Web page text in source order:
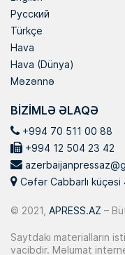
Русский
Türkçe
Hava
Hava (Dünya)
Məzənnə
BIZIMLƏ ƏLAQƏ
+994 70 511 00 88
+994 12 504 23 42
Cəfər Cabbarlı küçəsi
© 2021, APRESS.AZ –
Saytdakı materialların
vacibdir. Məlumat